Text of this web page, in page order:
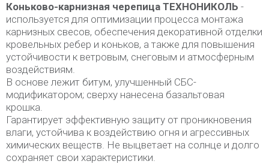
Коньково-карнизная черепица ТЕХНОНИКОЛЬ -
используется для оптимизации процесса монтажа
карнизных свесов, обеспечения декоративной отделки
кровельных ребер и коньков, а также для повышения
устойчивости к ветровым, снеговым и атмосферным
воздействиям.
В основе лежит битум, улучшенный СБС-
модификатором; сверху нанесена базальтовая
крошка.
Гарантирует эффективную защиту от проникновения
влаги, устойчива к воздействию огня и агрессивных
химических веществ. Не выцветает на солнце и долго
сохраняет свои характеристики.